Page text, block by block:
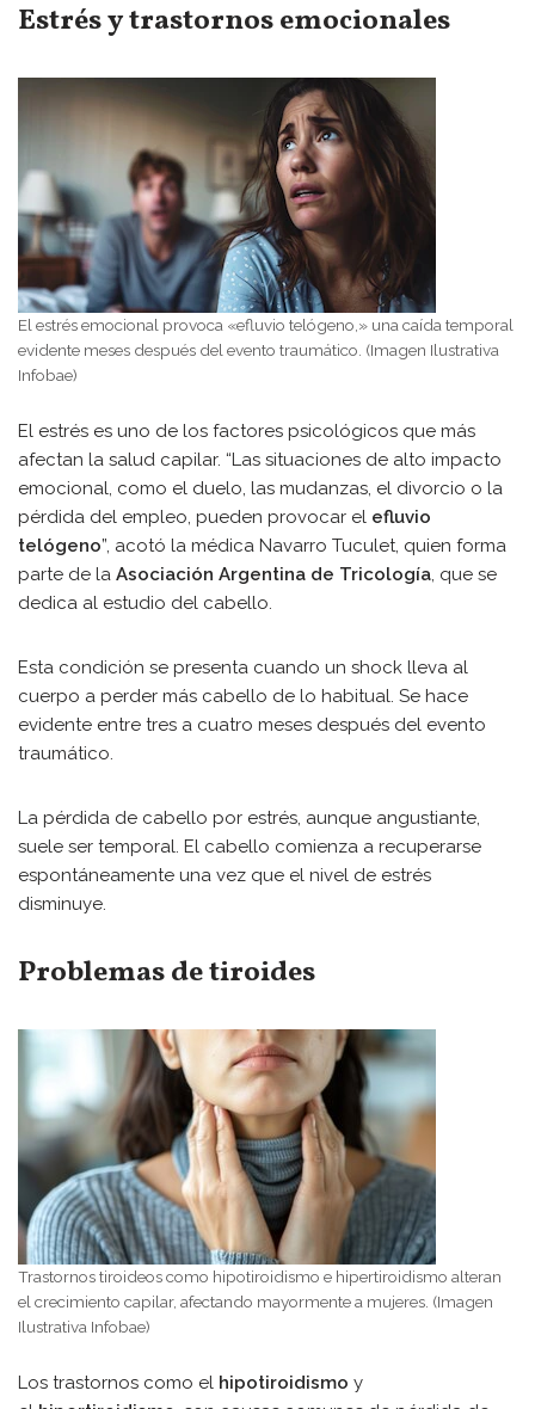
Estrés y trastornos emocionales
El estrés emocional provoca «efluvio telógeno,» una caída temporal
evidente meses después del evento traumático. (Imagen Ilustrativa
Infobae)
El estrés es uno de los factores psicológicos que más
afectan la salud capilar. “Las situaciones de alto impacto
emocional, como el duelo, las mudanzas, el divorcio o la
pérdida del empleo, pueden provocar el efluvio
telógeno”, acotó la médica Navarro Tuculet, quien forma
parte de la Asociación Argentina de Tricología, que se
dedica al estudio del cabello.
Esta condición se presenta cuando un shock lleva al
cuerpo a perder más cabello de lo habitual. Se hace
evidente entre tres a cuatro meses después del evento
traumático.
La pérdida de cabello por estrés, aunque angustiante,
suele ser temporal. El cabello comienza a recuperarse
espontáneamente una vez que el nivel de estrés
disminuye.
Problemas de tiroides
Trastornos tiroideos como hipotiroidismo e hipertiroidismo alteran
el crecimiento capilar, afectando mayormente a mujeres. (Imagen
Ilustrativa Infobae)
Los trastornos como el hipotiroidismo y